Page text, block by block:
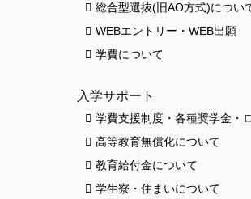
総合型選抜(旧AO方式)につい
WEBエントリー・WEB出願
学費について
入学サポート
学費支援制度・各種奨学金・
高等教育無償化について
教育給付金について
学生寮・住まいについて